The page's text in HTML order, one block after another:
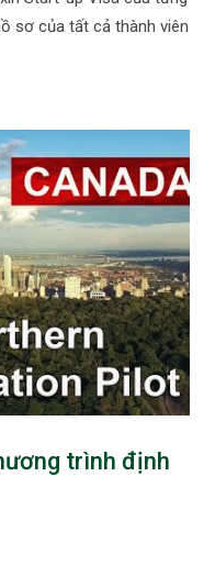
sơ của tất cả thành viên
trình định